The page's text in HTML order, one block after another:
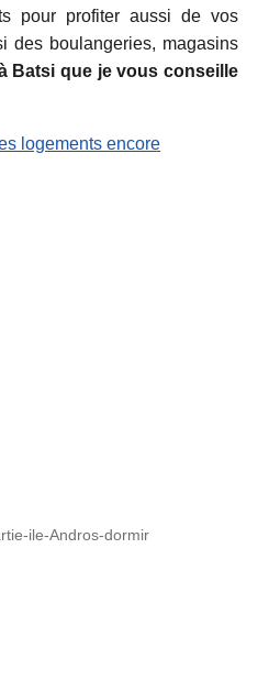
pour profiter aussi de vos
des boulangeries, magasins
Batsi que je vous conseille
logements encore
ile-Andros-dormir